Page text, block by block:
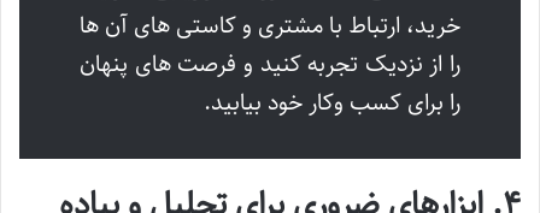
خرید، ارتباط با مشتری و کاستی های آن ها
را از نزدیک تجربه کنید و فرصت های پنهان
را برای کسب وکار خود بیابید.